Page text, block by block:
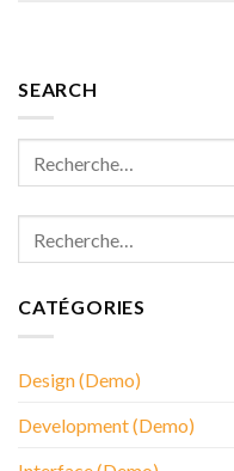
SEARCH
CATÉGORIES
Design (Demo)
Development (Demo)